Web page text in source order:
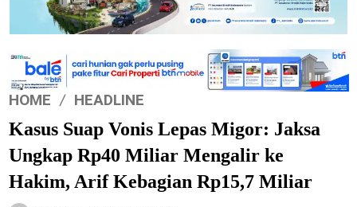
HOME HEADLINE
Kasus Suap Vonis Lepas Migor: Jaksa
Ungkap Rp40 Miliar Mengalir ke
Hakim, Arif Kebagian Rp15,7 Miliar